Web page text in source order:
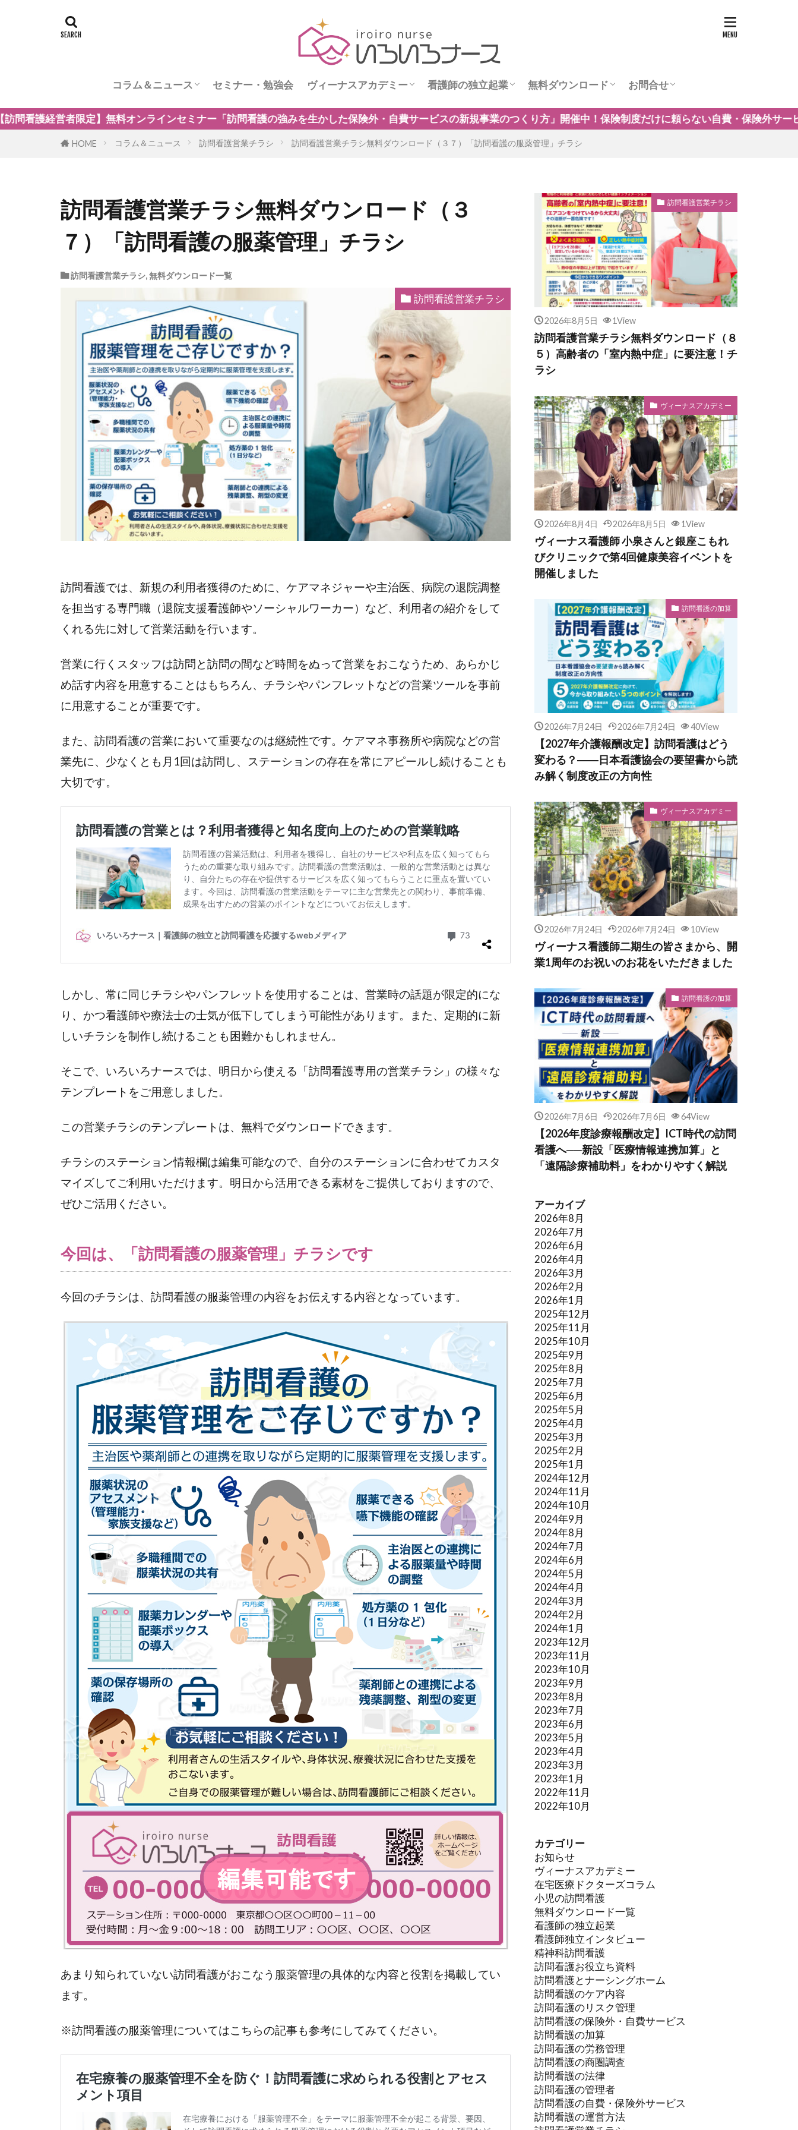
コラム＆ニュース
訪問看護のケア内容
訪問看護の管理者の役割
訪問看護のリスク管理
訪問看護の加算
訪問看護とナーシングホーム
訪問看護の自費・保険外サービス
訪問看護師のウェルビーング
小児の訪問看護
精神科訪問看護
訪問看護の法律
訪問看護師のマネジメント
セミナー・勉強会 ヴィーナスアカデミー
ヴィーナスニュース
看護師の独立起業
看護師独立インタビュー
無料ダウンロード
営業チラシテンプレート
訪問看護お役立ち資料
訪問看護の商圏調査
お問合せ
運営会社
ラインセミナー「訪問看護の強みを生かした保険外・自費サービスの新規事業のつくり方」開催中！保険制度だけに頼らない自費・保険外サービスの事例や導入の考え方を
HOME コラム＆ニュース 訪問看護営業チラシ 訪問看護営業チラシ無料ダウンロード（３７）「訪問看護の服薬管理」チラシ
訪問看護営業チラシ無料ダウンロード（３
７）「訪問看護の服薬管理」チラシ
訪問看護営業チラシ,無料ダウンロード一覧
訪問看護営業チラシ
訪問看護では、新規の利用者獲得のために、ケアマネジャーや主治医、病院の退院調整
を担当する専門職（退院支援看護師やソーシャルワーカー）など、利用者の紹介をして
くれる先に対して営業活動を行います。
営業に行くスタッフは訪問と訪問の間など時間をぬって営業をおこなうため、あらかじ
め話す内容を用意することはもちろん、チラシやパンフレットなどの営業ツールを事前
に用意することが重要です。
また、訪問看護の営業において重要なのは継続性です。ケアマネ事務所や病院などの営
業先に、少なくとも月1回は訪問し、ステーションの存在を常にアピールし続けることも
大切です。
しかし、常に同じチラシやパンフレットを使用することは、営業時の話題が限定的にな
り、かつ看護師や療法士の士気が低下してしまう可能性があります。また、定期的に新
しいチラシを制作し続けることも困難かもしれません。
そこで、いろいろナースでは、明日から使える「訪問看護専用の営業チラシ」の様々な
テンプレートをご用意しました。
この営業チラシのテンプレートは、無料でダウンロードできます。
チラシのステーション情報欄は編集可能なので、自分のステーションに合わせてカスタ
マイズしてご利用いただけます。明日から活用できる素材をご提供しておりますので、
ぜひご活用ください。
今回は、「訪問看護の服薬管理」チラシです
今回のチラシは、訪問看護の服薬管理の内容をお伝えする内容となっています。
あまり知られていない訪問看護がおこなう服薬管理の具体的な内容と役割を掲載してい
ます。
※訪問看護の服薬管理についてはこちらの記事も参考にしてみてください。
訪問看護営業チラシ
2026年8月5日 1View
訪問看護営業チラシ無料ダウンロード（８
５）高齢者の「室内熱中症」に要注意！チ
ラシ
ヴィーナスアカデミー
2026年8月4日 2026年8月5日 1View
ヴィーナス看護師 小泉さんと銀座こもれ
びクリニックで第4回健康美容イベントを
開催しました
訪問看護の加算
2026年7月24日 2026年7月24日 40View
【2027年介護報酬改定】訪問看護はどう
変わる？――日本看護協会の要望書から読
み解く制度改正の方向性
ヴィーナスアカデミー
2026年7月24日 2026年7月24日 10View
ヴィーナス看護師二期生の皆さまから、開
業1周年のお祝いのお花をいただきました
訪問看護の加算
2026年7月6日 2026年7月6日 64View
【2026年度診療報酬改定】ICT時代の訪問
看護へ──新設「医療情報連携加算」と
「遠隔診療補助料」をわかりやすく解説
アーカイブ
2026年8月
2026年7月
2026年6月
2026年4月
2026年3月
2026年2月
2026年1月
2025年12月
2025年11月
2025年10月
2025年9月
2025年8月
2025年7月
2025年6月
2025年5月
2025年4月
2025年3月
2025年2月
2025年1月
2024年12月
2024年11月
2024年10月
2024年9月
2024年8月
2024年7月
2024年6月
2024年5月
2024年4月
2024年3月
2024年2月
2024年1月
2023年12月
2023年11月
2023年10月
2023年9月
2023年8月
2023年7月
2023年6月
2023年5月
2023年4月
2023年3月
2023年1月
2022年11月
2022年10月
カテゴリー
お知らせ
ヴィーナスアカデミー
在宅医療ドクターズコラム
小児の訪問看護
無料ダウンロード一覧
看護師の独立起業
看護師独立インタビュー
精神科訪問看護
訪問看護お役立ち資料
訪問看護とナーシングホーム
訪問看護のケア内容
訪問看護のリスク管理
訪問看護の保険外・自費サービス
訪問看護の加算
訪問看護の労務管理
訪問看護の商圏調査
訪問看護の法律
訪問看護の管理者
訪問看護の自費・保険外サービス
訪問看護の運営方法